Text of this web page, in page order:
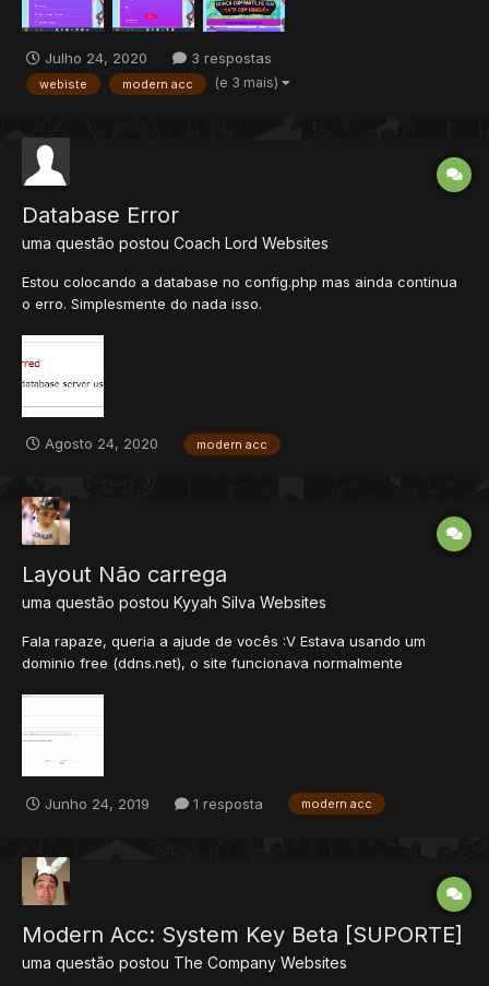
Julho 24, 2020 3 respostas
webiste modern acc (e 3 mais)
Database Error
uma questão postou Coach Lord Websites
Estou colocando a database no config.php mas ainda continua
o erro. Simplesmente do nada isso.
Agosto 24, 2020 modern acc
Layout Não carrega
uma questão postou Kyyah Silva Websites
Fala rapaze, queria a ajude de vocês :V Estava usando um
dominio free (ddns.net), o site funcionava normalmente
carrega os outros recursos do site, exceto o HOME....
Junho 24, 2019 1 resposta modern acc
Modern Acc: System Key Beta [SUPORTE]
uma questão postou The Company Websites